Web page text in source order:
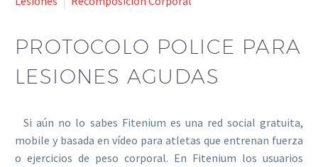
PROTOCOLO POLICE PARA
LESIONES AGUDAS
Si aún no lo sabes Fitenium es una red social gratuita,
mobile y basada en vídeo para atletas que entrenan fuerza
o ejercicios de peso corporal. En Fitenium los usuarios